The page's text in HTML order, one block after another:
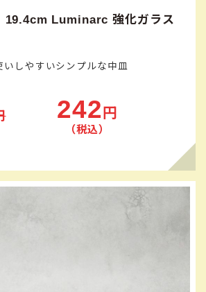
19.4cm Luminarc 強化ガラス
いしやすいシンプルな中皿
242 円
（税込）